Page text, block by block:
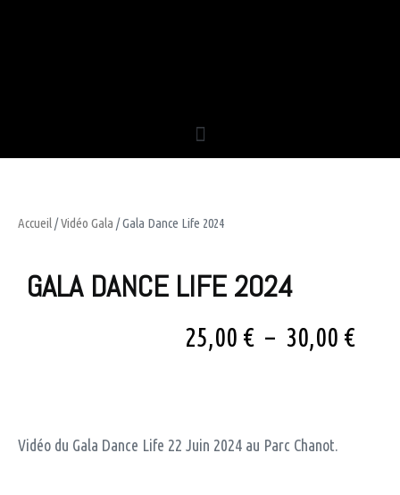
Accueil/Vidéo Gala / Gala Dance Life 2024
GALA DANCE LIFE 2024
25,00 € – 30,00 €
Vidéo du Gala Dance Life 22 Juin 2024 au Parc Chanot.